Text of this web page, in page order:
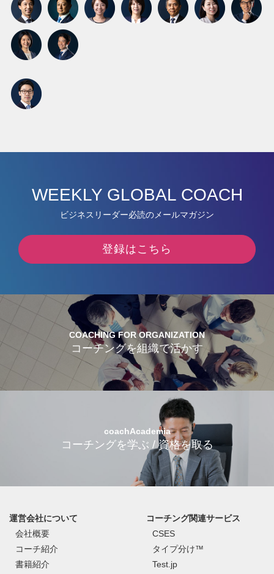
WEEKLY GLOBAL COACH
ビジネスリーダー必読のメールマガジン
登録はこちら
COACHING FOR ORGANIZATION
コーチングを組織で活かす
coachAcademia
コーチングを学ぶ / 資格を取る
運営会社について
会社概要
コーチ紹介
書籍紹介
コーチング関連サービス
CSES
タイプ分け™
Test.jp